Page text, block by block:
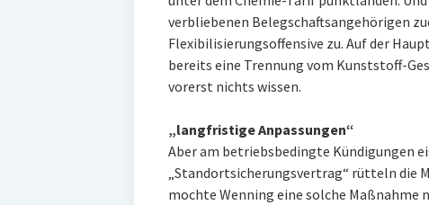
verbliebenen Belegschaftsangehörigen
Flexibilisierungsoffensive zu. Auf der
bereits eine Trennung vom Kunststoff-
vorerst nichts wissen.
„langfristige Anpassungen“
Aber am betriebsbedingte Kündigungen
„Standortsicherungsvertrag“ rütteln die
mochte Wenning eine solche Maßnahme